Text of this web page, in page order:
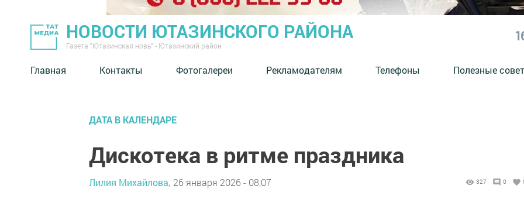
НОВОСТИ ЮТАЗИНСКОГО РАЙОНА
Газета "Ютазинская новь" - Ютазинский район
Главная Контакты Фотогалереи Рекламодателям Телефоны Полезные
ДАТА В КАЛЕНДАРЕ
Дискотека в ритме праздника
Лилия Михайлова, 26 января 2026 - 08:07 327 0